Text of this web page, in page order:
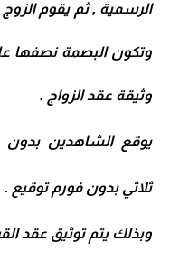
الرسمية , ثم يقوم الزوج
وتكون البصمة نصفها
وثيقة عقد الزواج .
يوقع الشاهدين بدون
ثلاثي بدون فورم توقيع .
وبذلك يتم توثيق عقد